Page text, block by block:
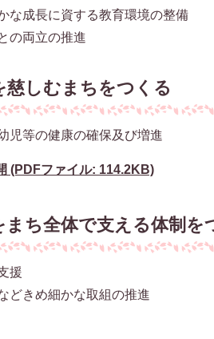
な成長に資する教育環境の整備
の両立の推進
慈しむまちをつくる
児等の健康の確保及び増進
(PDFファイル: 114.2KB)
まち全体で支える体制を
援
どきめ細かな取組の推進